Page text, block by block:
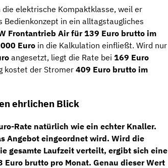
elektrische Kompaktklasse, weil er
Bedienkonzept in ein alltagstaugliches
Frontantrieb Air für 139 Euro brutto im
Euro in die Kalkulation einfließt. Wird nur
angesetzt, liegt die Rate bei 169 Euro
kostet der Stromer 409 Euro brutto im
ehrlichen Blick
Rate natürlich wie ein echter Knaller.
Angebot eingeordnet wird. Wird die
gesamte Laufzeit verteilt, ergibt sich eine
Euro brutto pro Monat. Genau dieser Wert